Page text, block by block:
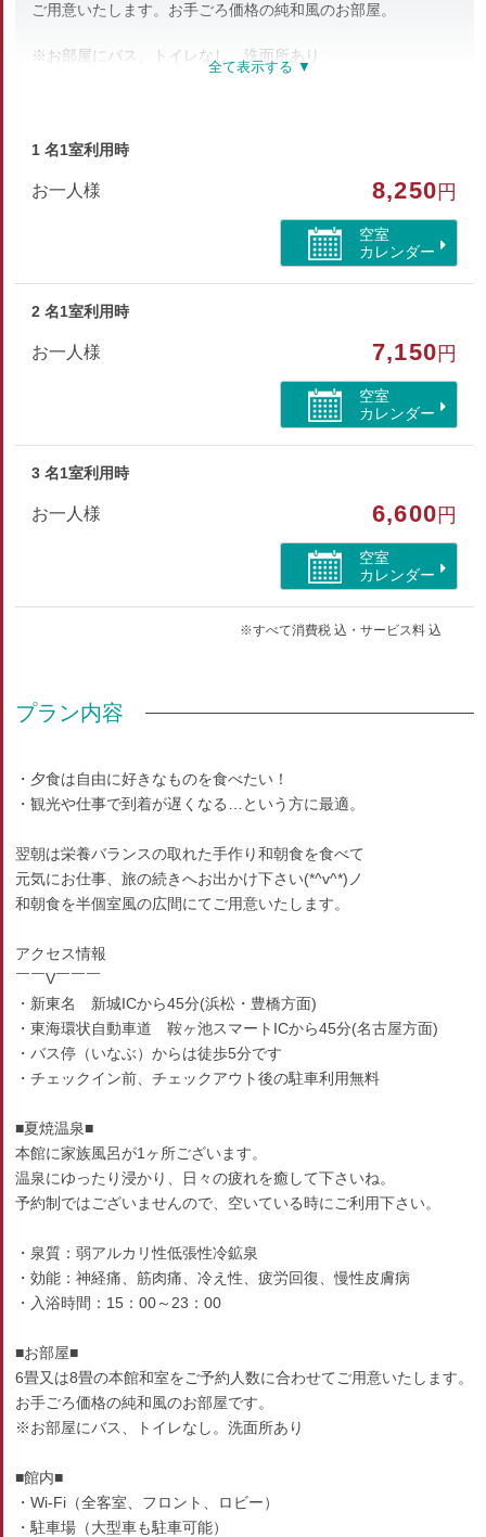
ご用意いたします。お手ごろ価格の純和風のお部屋。
※お部屋にバス、トイレなし。洗面所あり
和室
部屋特徴
1 名1室利用時
お一人様 8,250 円
空室
カレンダー
2 名1室利用時
お一人様 7,150 円
空室
カレンダー
3 名1室利用時
お一人様 6,600 円
空室
カレンダー
※すべて消費税 込・サービス料 込
プラン内容
・夕食は自由に好きなものを食べたい！
・観光や仕事で到着が遅くなる…という方に最適。
翌朝は栄養バランスの取れた手作り和朝食を食べて
元気にお仕事、旅の続きへお出かけ下さい(*^v^*)ノ
和朝食を半個室風の広間にてご用意いたします。
アクセス情報
￣￣V￣￣￣
・新東名 新城ICから45分(浜松・豊橋方面)
・東海環状自動車道 鞍ヶ池スマートICから45分(名古屋方面)
・バス停（いなぶ）からは徒歩5分です
・チェックイン前、チェックアウト後の駐車利用無料
■夏焼温泉■
本館に家族風呂が1ヶ所ございます。
温泉にゆったり浸かり、日々の疲れを癒して下さいね。
予約制ではございませんので、空いている時にご利用下さい。
・泉質：弱アルカリ性低張性冷鉱泉
・効能：神経痛、筋肉痛、冷え性、疲労回復、慢性皮膚病
・入浴時間：15：00～23：00
■お部屋■
6畳又は8畳の本館和室をご予約人数に合わせてご用意いたします。
お手ごろ価格の純和風のお部屋です。
※お部屋にバス、トイレなし。洗面所あり
■館内■
・Wi-Fi（全客室、フロント、ロビー）
・駐車場（大型車も駐車可能）